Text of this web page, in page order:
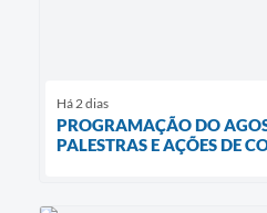
Há 2 dias
PROGRAMAÇÃO DO
PALESTRAS E AÇÕES DE